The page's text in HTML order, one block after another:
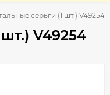
серьги (1 шт.) V49254
V49254